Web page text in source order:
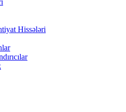
Hissələri